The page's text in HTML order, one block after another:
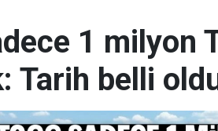
1 milyon
Tarih belli